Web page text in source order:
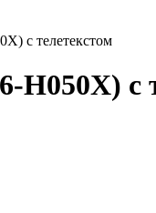
с телетекстом
H050X) с